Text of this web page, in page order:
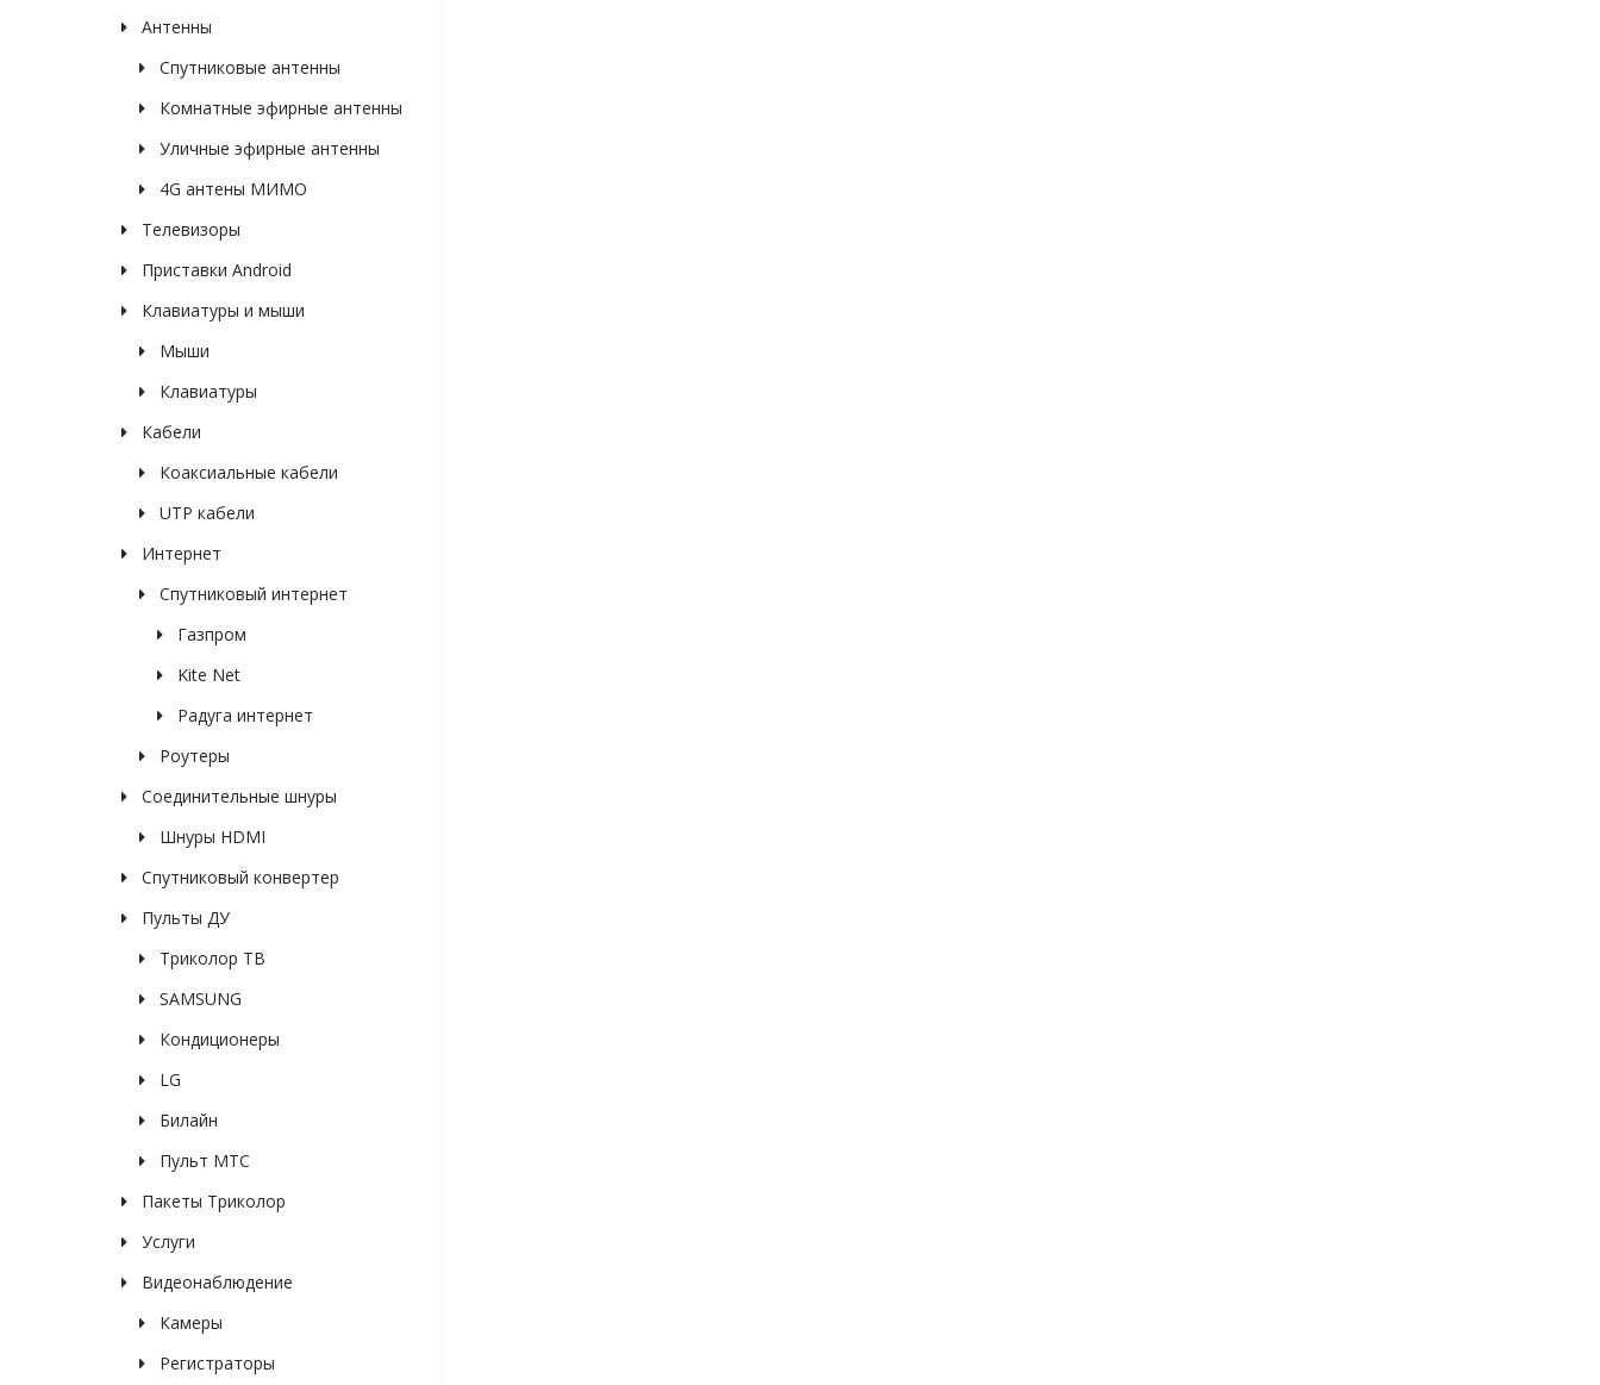
Антенны
Спутниковые антенны
Комнатные эфирные антенны
Уличные эфирные антенны
4G антены МИМО
Телевизоры
Приставки Android
Клавиатуры и мыши
Мыши
Клавиатуры
Кабели
Коаксиальные кабели
UTP кабели
Интернет
Спутниковый интернет
Газпром
Kite Net
Радуга интернет
Роутеры
Соединительные шнуры
Шнуры HDMI
Спутниковый конвертер
Пульты ДУ
Триколор ТВ
SAMSUNG
Кондиционеры
LG
Билайн
Пульт МТС
Пакеты Триколор
Услуги
Видеонаблюдение
Камеры
Регистраторы